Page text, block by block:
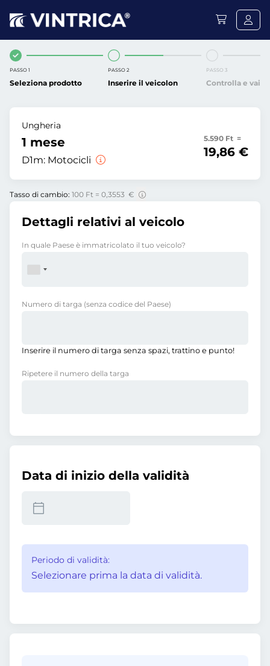
PASSO 1
Seleziona prodotto
PASSO 2
Inserire il veicolon
PASSO 3
Controlla e vai
Ungheria
1 mese
D1m: Motocicli
5.590 Ft =
19,86 €
Tasso di cambio: 100 Ft = 0,3553 €
Dettagli relativi al veicolo
In quale Paese è immatricolato il tuo veicolo?
Numero di targa (senza codice del Paese)
Inserire il numero di targa senza spazi, trattino e punto!
Ripetere il numero della targa
Data di inizio della validità
Periodo di validità:
Selezionare prima la data di validità.